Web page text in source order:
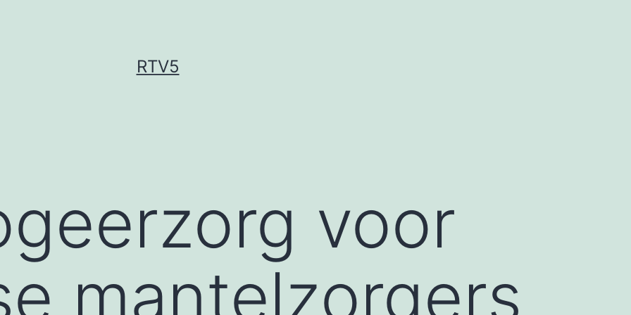
RTV5
voor
mantelzorgers